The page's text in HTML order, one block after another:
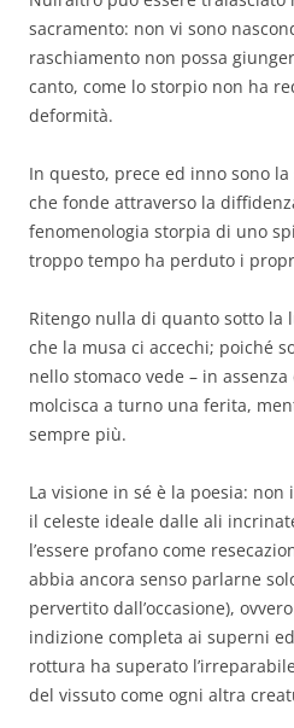
sacramento: non vi sono
raschiamento non possa
canto, come lo storpio non ha
deformità.
In questo, prece ed inno sono
che fonde attraverso la
fenomenologia storpia di uno
troppo tempo ha perduto i
Ritengo nulla di quanto sotto la
che la musa ci accechi; poiché
nello stomaco vede – in
molcisca a turno una ferita,
sempre più.
La visione in sé è la poesia:
il celeste ideale dalle ali
l’essere profano come
abbia ancora senso parlarne
pervertito dall’occasione),
indizione completa ai superni
rottura ha superato
del vissuto come ogni altra